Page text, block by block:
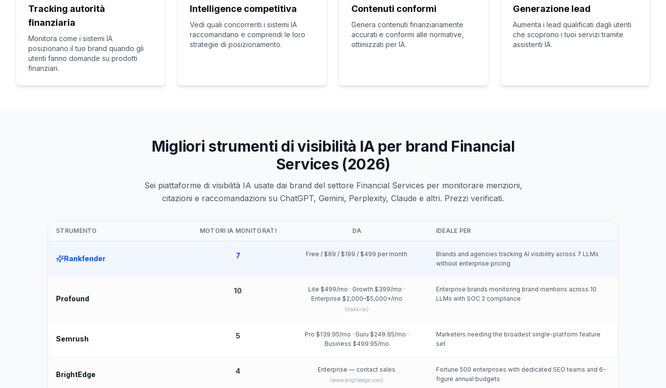
Tracking autorità
finanziaria
Monitora come i sistemi IA
posizionano il tuo brand quando gli
utenti fanno domande su prodotti
finanziari.
Intelligence competitiva
Vedi quali concorrenti i sistemi IA
raccomandano e comprendi le loro
strategie di posizionamento.
Contenuti conformi
Genera contenuti finanziariamente
accurati e conformi alle normative,
ottimizzati per IA.
Generazione lead
Aumenta i lead qualificati dagli utenti
che scoprono i tuoi servizi tramite
assistenti IA.
Migliori strumenti di visibilità IA per brand Financial
Services (2026)
Sei piattaforme di visibilità IA usate dai brand del settore Financial Services per monitorare menzioni,
citazioni e raccomandazioni su ChatGPT, Gemini, Perplexity, Claude e altri. Prezzi verificati.
STRUMENTO MOTORI IA MONITORATI DA IDEALE PER
Rankfender 7 Free / $89 / $199 / $499 per month
Brands and agencies tracking AI visibility across 7 LLMs
without enterprise pricing
Profound
10
Lite $499/mo · Growth $399/mo ·
Enterprise $2,000–$5,000+/mo
(trakkr.ai)
Enterprise brands monitoring brand mentions across 10
LLMs with SOC 2 compliance
Semrush 5
Pro $139.95/mo · Guru $249.95/mo ·
Business $499.95/mo
Marketers needing the broadest single-platform feature
set
BrightEdge 4 Enterprise — contact sales
(www.brightedge.com)
Fortune 500 enterprises with dedicated SEO teams and 6-
figure annual budgets